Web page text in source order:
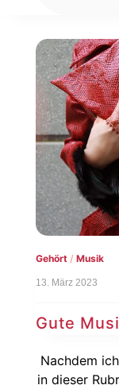
Gehört/ Musik
13. März 2023
Gute
Nachdem
in dieser